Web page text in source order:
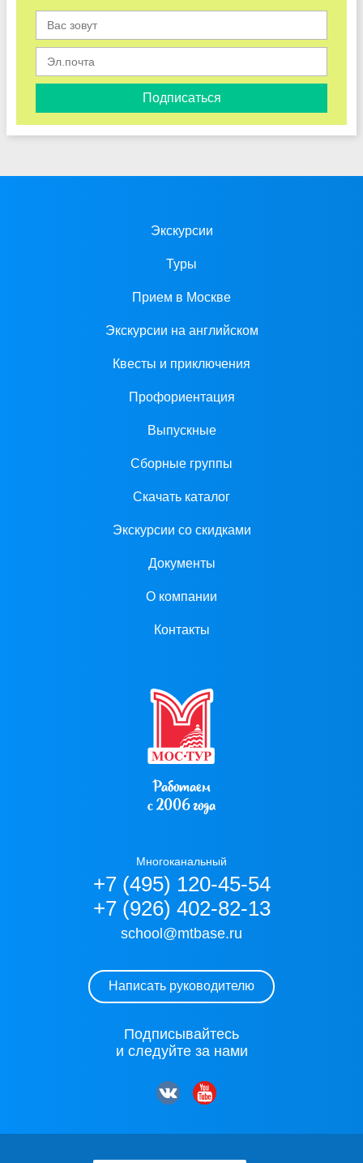
Подписаться
Экскурсии
Туры
Прием в Москве
Экскурсии на английском
Квесты и приключения
Профориентация
Выпускные
Сборные группы
Скачать каталог
Экскурсии со скидками
Документы
О компании
Контакты
Работаем
с 2006 года
Многоканальный
+7 (495) 120-45-54
+7 (926) 402-82-13
school@mtbase.ru
Написать руководителю
Подписывайтесь
и следуйте за нами